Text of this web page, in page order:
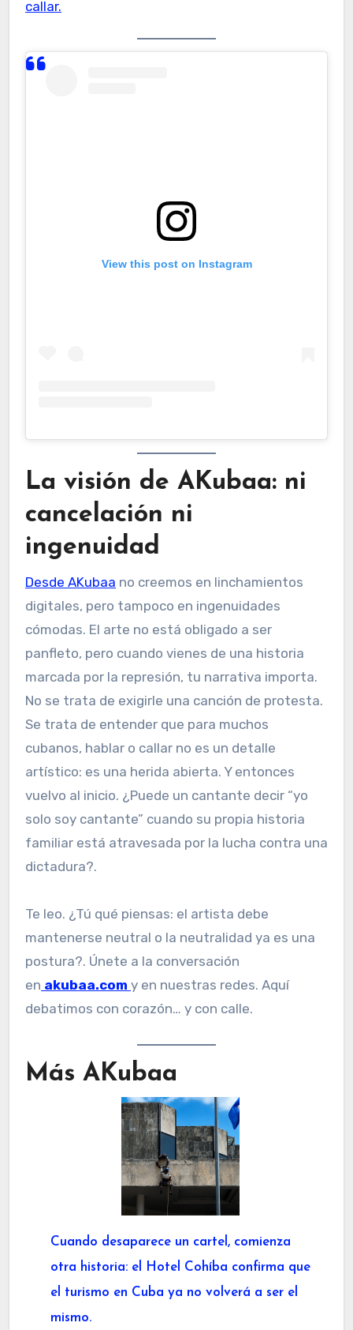
callar.
View this post on Instagram
La visión de AKubaa: ni
cancelación ni
ingenuidad
Desde AKubaa no creemos en linchamientos
digitales, pero tampoco en ingenuidades
cómodas. El arte no está obligado a ser
panfleto, pero cuando vienes de una historia
marcada por la represión, tu narrativa importa.
No se trata de exigirle una canción de protesta.
Se trata de entender que para muchos
cubanos, hablar o callar no es un detalle
artístico: es una herida abierta. Y entonces
vuelvo al inicio. ¿Puede un cantante decir “yo
solo soy cantante” cuando su propia historia
familiar está atravesada por la lucha contra una
dictadura?.
Te leo. ¿Tú qué piensas: el artista debe
mantenerse neutral o la neutralidad ya es una
postura?. Únete a la conversación
en akubaa.com y en nuestras redes. Aquí
debatimos con corazón… y con calle.
Más AKubaa
Cuando desaparece un cartel, comienza
otra historia: el Hotel Cohíba confirma que
el turismo en Cuba ya no volverá a ser el
mismo.